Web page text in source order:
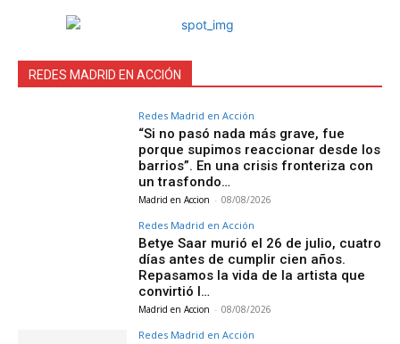
REDES MADRID EN ACCIÓN
Redes Madrid en Acción
“Si no pasó nada más grave, fue
porque supimos reaccionar desde los
barrios”. En una crisis fronteriza con
un trasfondo…
Madrid en Accion - 08/08/2026
Redes Madrid en Acción
Betye Saar murió el 26 de julio, cuatro
días antes de cumplir cien años.
Repasamos la vida de la artista que
convirtió l…
Madrid en Accion - 08/08/2026
Redes Madrid en Acción